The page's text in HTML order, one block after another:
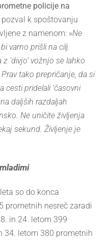
policije na
pozval k spoštovanju
z namenom: »Ne
varno prišli na cilj.
‘divjo’ vožnjo se lahko
tako prepričanje, da si
cesti pridelali ‘časovni
daljših razdaljah
Ne uničite življenja
sekund. Življenje je
so do konca
prometnih nesreč zaradi
in 24. letom 399
34. letom 380 prometnih